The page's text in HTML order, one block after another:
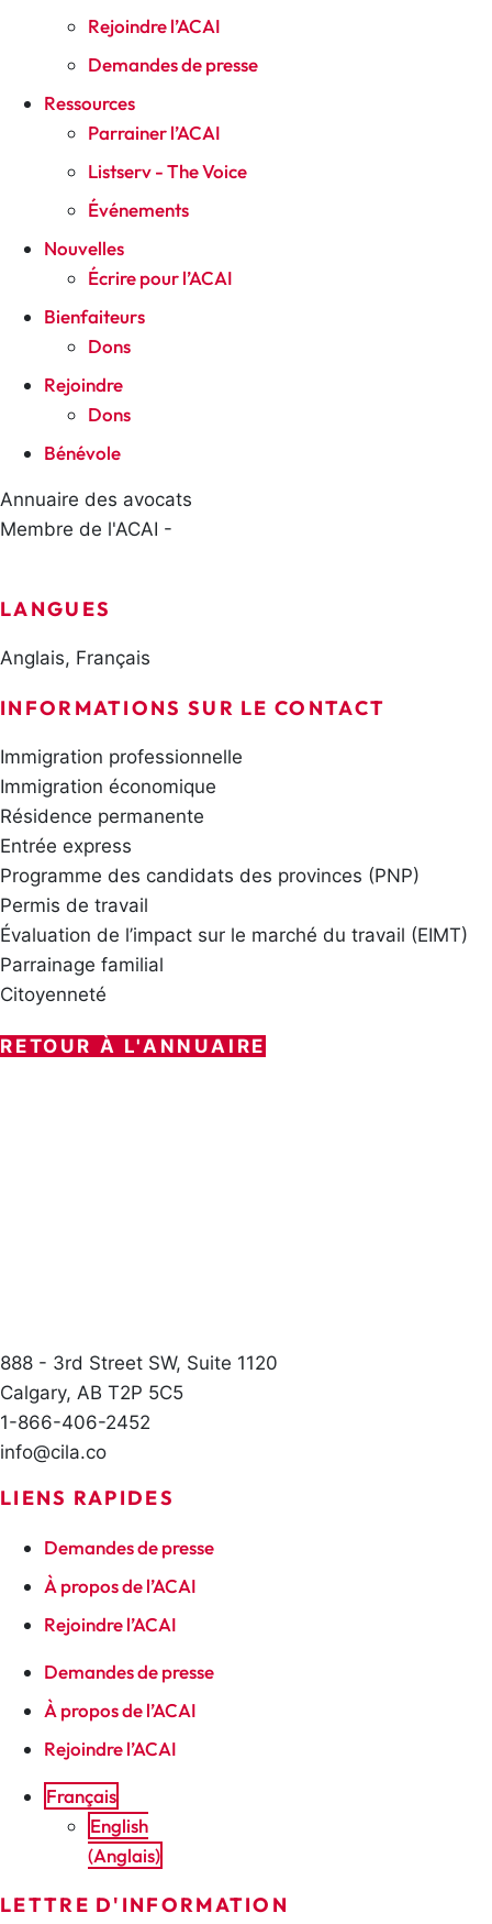
Rejoindre l’ACAI
Demandes de presse
Ressources
Parrainer l’ACAI
Listserv - The Voice
Événements
Nouvelles
Écrire pour l’ACAI
Bienfaiteurs
Dons
Rejoindre
Dons
Bénévole
Annuaire des avocats
Membre de l'ACAI -
LANGUES
Anglais, Français
INFORMATIONS SUR LE CONTACT
Immigration professionnelle
Immigration économique
Résidence permanente
Entrée express
Programme des candidats des provinces (PNP)
Permis de travail
Évaluation de l’impact sur le marché du travail (EIMT)
Parrainage familial
Citoyenneté
RETOUR À L'ANNUAIRE
888 - 3rd Street SW, Suite 1120
Calgary, AB T2P 5C5
1-866-406-2452
info@cila.co
LIENS RAPIDES
Demandes de presse
À propos de l’ACAI
Rejoindre l’ACAI
Demandes de presse
À propos de l’ACAI
Rejoindre l’ACAI
Français
English
(Anglais)
LETTRE D'INFORMATION